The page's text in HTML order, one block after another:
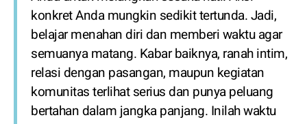
konkret Anda mungkin sedikit tertunda. Jadi,
belajar menahan diri dan memberi waktu agar
semuanya matang. Kabar baiknya, ranah intim,
relasi dengan pasangan, maupun kegiatan
komunitas terlihat serius dan punya peluang
bertahan dalam jangka panjang. Inilah waktu